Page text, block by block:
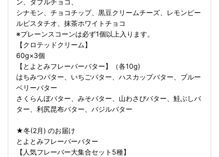
ン、ダブルチョコ、
シナモン、チョコチップ、黒豆クリームチーズ、レモンピー
ルピスタチオ、抹茶ホワイトチョコ
※プレーンスコーンは必ず1個以上入ります。
【クロテッドクリーム】
60g×3個
【とよとみフレーバーバター】（各10g)
はちみつバター、いちごバター、ハスカップバター、ブルー
ベリーバター
さくらんぼバター、みそバター、山わさびバター、鮭ぶしバ
ター、利尻昆布バター、バジルバター
★冬(2月) のお届け
とよとみフレーバーバター
【人気フレーバー大集合セット5種】